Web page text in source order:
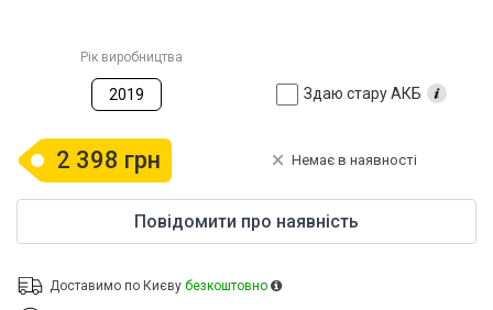
Рік виробництва
2019 Здаю стару АКБ
2 398 грн Немає в наявності
Повідомити про наявність
Доставимо по Києву безкоштовно